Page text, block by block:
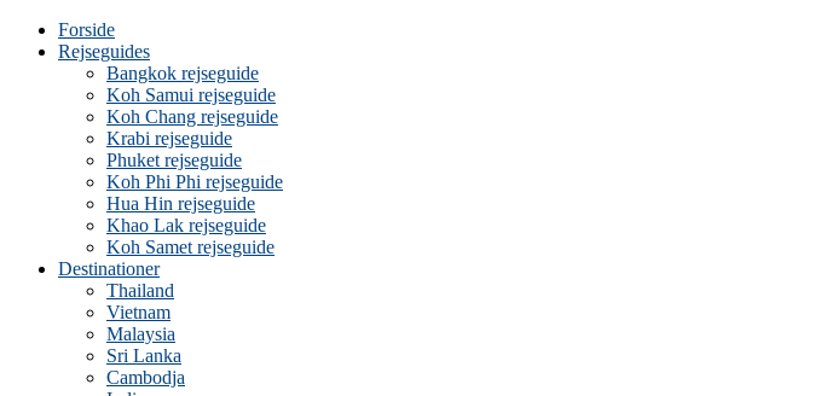
Forside
Rejseguides
Bangkok rejseguide
Koh Samui rejseguide
Koh Chang rejseguide
Krabi rejseguide
Phuket rejseguide
Koh Phi Phi rejseguide
Hua Hin rejseguide
Khao Lak rejseguide
Koh Samet rejseguide
Destinationer
Thailand
Vietnam
Malaysia
Sri Lanka
Cambodja